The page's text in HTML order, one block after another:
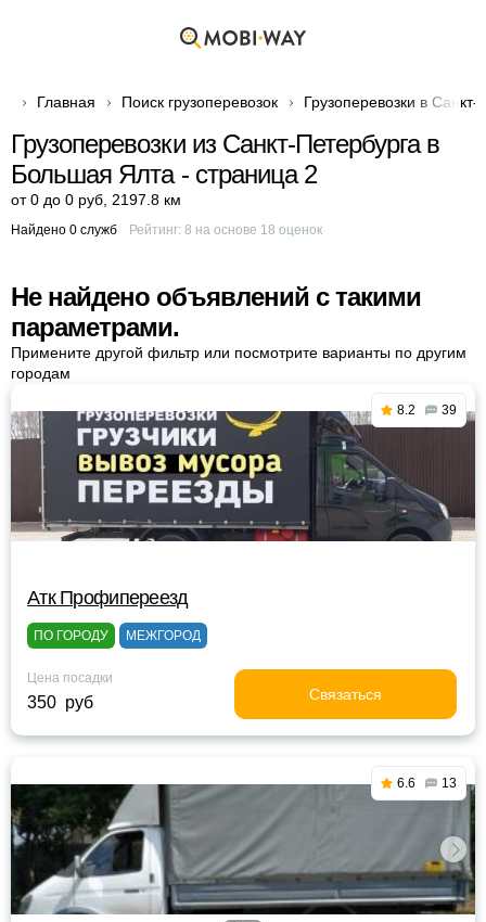
Главная Поиск грузоперевозок Грузоперевозки в Санкт-
Грузоперевозки из Санкт-Петербурга в
Большая Ялта - страница 2
от 0 до 0 руб 2197.8 км
Найдено 0 служб Рейтинг: 8 на основе 18 оценок
Не найдено объявлений с такими
параметрами.
Примените другой фильтр или посмотрите варианты по другим
городам
8.2 39
Атк Профипереезд
ПО ГОРОДУ МЕЖГОРОД
Цена посадки
350 руб Связаться
6.6 13